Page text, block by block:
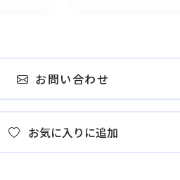
お問い合わせ
お気に入りに追加